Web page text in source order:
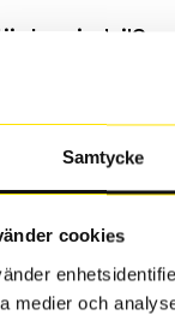
Samtycke
cookies
medier och
min bil?
för att se
däck som skall
gång så att däck
fälgen ha
som bilen hade